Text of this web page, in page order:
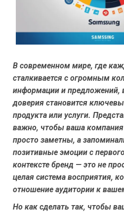
В современном мире, где
сталкивается с огромным
информации и предложений,
доверия становится
продукта или услуги.
важно, чтобы ваша
просто заметны, а
позитивные эмоции с
контексте бренд — это не
целая система восприятия,
отношение аудитории к
Но как сделать так, чтобы